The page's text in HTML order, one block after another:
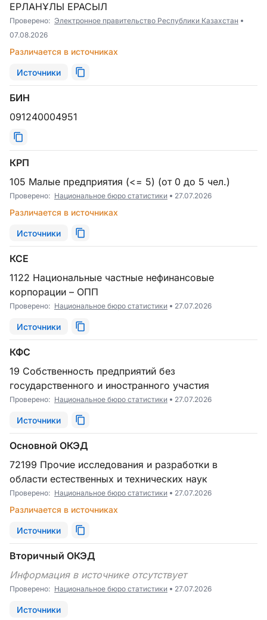
ЕРЛАНҰЛЫ ЕРАСЫЛ
Проверено: Электронное правительство Республики Казахстан
07.08.2026
Различается в источниках
Источники
БИН
091240004951
КРП
105 Малые предприятия (<= 5) (от 0 до 5 чел.)
Проверено: Национальное бюро статистики 27.07.2026
Различается в источниках
Источники
КСЕ
1122 Национальные частные нефинансовые
корпорации – ОПП
Проверено: Национальное бюро статистики 27.07.2026
Источники
КФС
19 Собственность предприятий без
государственного и иностранного участия
Проверено: Национальное бюро статистики 27.07.2026
Источники
Основной ОКЭД
72199 Прочие исследования и разработки в
области естественных и технических наук
Проверено: Национальное бюро статистики 27.07.2026
Различается в источниках
Источники
Вторичный ОКЭД
Информация в источнике отсутствует
Проверено: Национальное бюро статистики 27.07.2026
Источники